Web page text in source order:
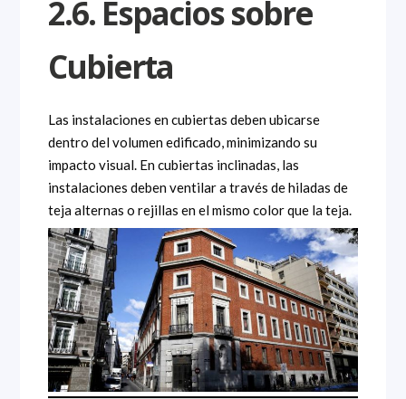
2.6. Espacios sobre
Cubierta
Las instalaciones en cubiertas deben ubicarse
dentro del volumen edificado, minimizando su
impacto visual. En cubiertas inclinadas, las
instalaciones deben ventilar a través de hiladas de
teja alternas o rejillas en el mismo color que la teja.